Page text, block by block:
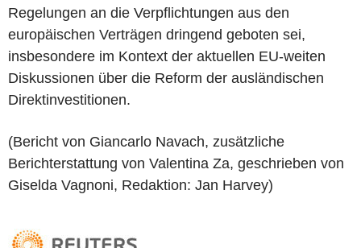
Regelungen an die Verpflichtungen aus den
europäischen Verträgen dringend geboten sei,
insbesondere im Kontext der aktuellen EU-weiten
Diskussionen über die Reform der ausländischen
Direktinvestitionen.
(Bericht von Giancarlo Navach, zusätzliche
Berichterstattung von Valentina Za, geschrieben von
Giselda Vagnoni, Redaktion: Jan Harvey)